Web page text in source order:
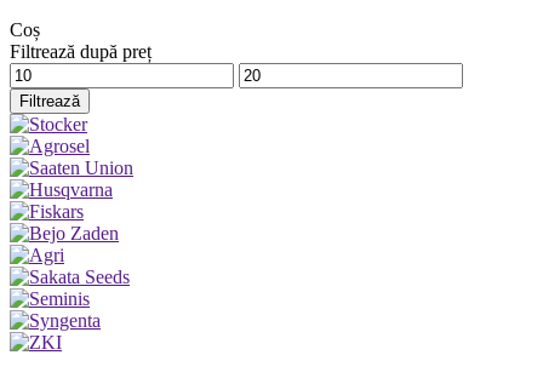
Coș
Filtrează după preț
Preț
minim
Preț
maxim
Filtrează